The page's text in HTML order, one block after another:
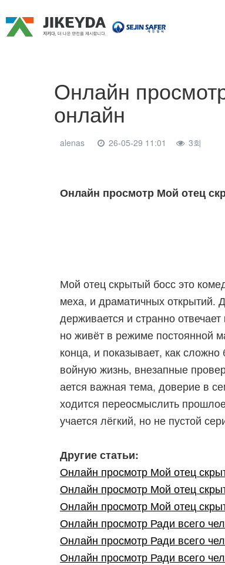
Онлайн
онлайн
alenas 26-05-29 11:01 3회
본문
Онлайн просмотр Мой отец
Мой отец скрытый босс это
меха, и драматичных открытий.
держивается и странно
но живёт в режиме постоянной
конца, и показывает, как
войную жизнь, внезапные
ается важная тема, доверие в
ходится переосмыслить
учается лёгкий, но не пустой
Другие статьи:
Онлайн просмотр Мой отец
Онлайн просмотр Мой отец
Онлайн просмотр Мой отец
Онлайн просмотр Ради всего
Онлайн просмотр Ради всего
Онлайн просмотр Ради всего